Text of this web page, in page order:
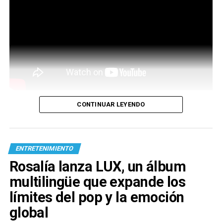
CONTINUAR LEYENDO
ENTRETENIMIENTO
Rosalía lanza LUX, un álbum
multilingüe que expande los
límites del pop y la emoción
global